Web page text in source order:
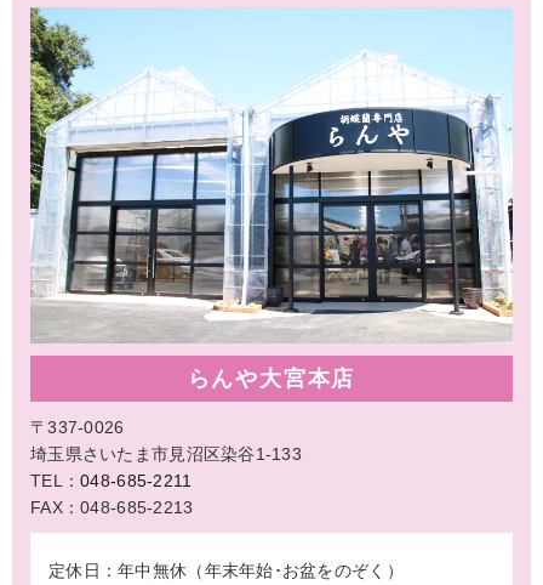
らんや大宮本店
〒337-0026
埼玉県さいたま市見沼区染谷1-133
TEL：048-685-2211
FAX：048-685-2213
定休日：年中無休（年末年始･お盆をのぞく）